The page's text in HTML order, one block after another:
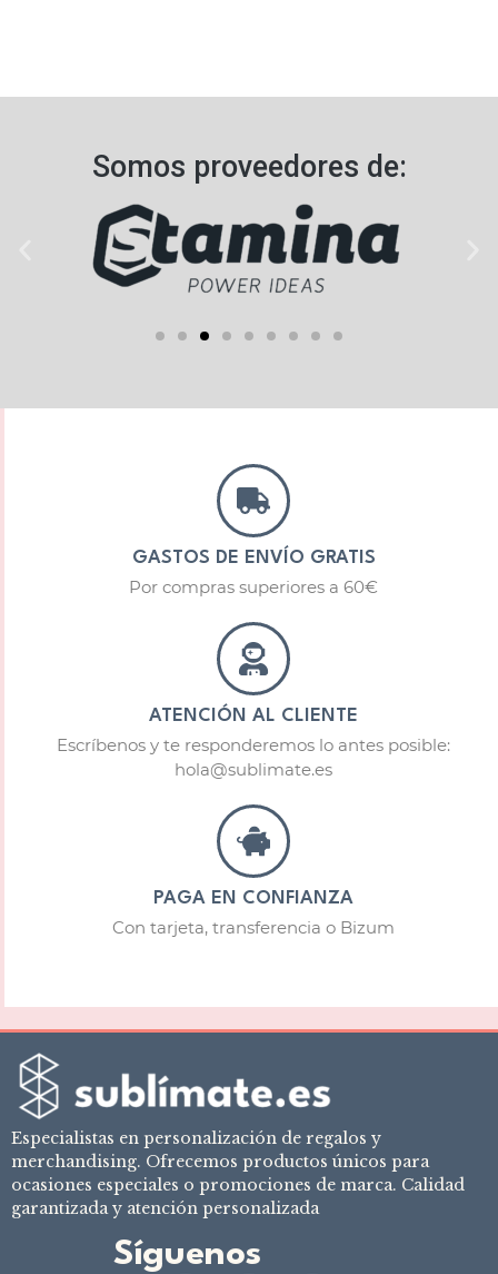
Somos proveedores de:​
GASTOS DE ENVÍO GRATIS
Por compras superiores a 60€
ATENCIÓN AL CLIENTE
Escríbenos y te responderemos lo antes posible:
hola@sublimate.es
PAGA EN CONFIANZA
Con tarjeta, transferencia o Bizum
Especialistas en personalización de regalos y
merchandising. Ofrecemos productos únicos para
ocasiones especiales o promociones de marca. Calidad
garantizada y atención personalizada
Síguenos